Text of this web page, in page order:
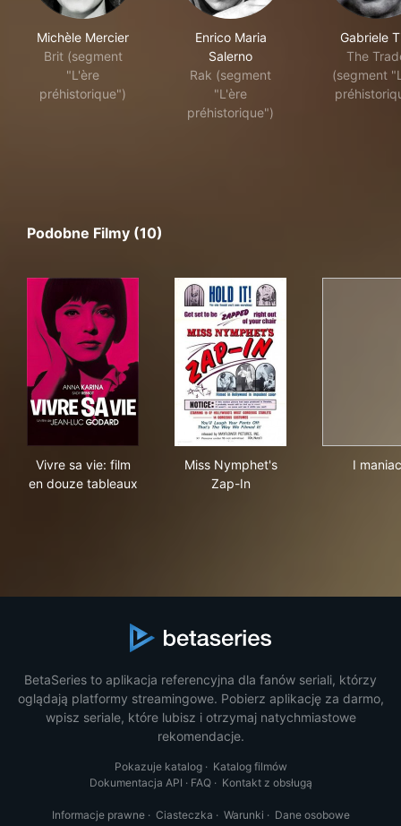
Michèle Mercier
Brit (segment
"L'ère
préhistorique")
Enrico Maria
Salerno
Rak (segment
"L'ère
préhistorique")
Gabriele
The
(segment
Podobne Filmy (10)
Vivre sa vie: film
en douze tableaux
Miss Nymphet's
Zap-In
I
BetaSeries to aplikacja referencyjna dla fanów seriali, którzy
oglądają platformy streamingowe. Pobierz aplikację za darmo,
wpisz seriale, które lubisz i otrzymaj natychmiastowe
rekomendacje.
Pokazuje katalog· Katalog filmów
Dokumentacja API · FAQ· Kontakt z obsługą
Informacje prawne· Ciasteczka · Warunki · Dane osobowe